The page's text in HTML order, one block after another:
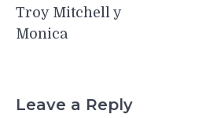
Troy Mitchell y
Monica
Leave a Reply